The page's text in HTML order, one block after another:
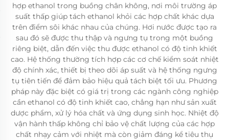
hợp ethanol trong buồng chân không, nơi môi trường áp
suất thấp giúp tách ethanol khỏi các hợp chất khác dựa
trên điểm sôi khác nhau của chúng. Hơi nước được tạo ra
sau đó sẽ được thu thập và ngưng tụ trong một buồng
riêng biệt, dẫn đến việc thu được ethanol có độ tinh khiết
cao. Hệ thống thường tích hợp các cơ chế kiểm soát nhiệt
độ chính xác, thiết bị theo dõi áp suất và hệ thống ngưng
tụ tiên tiến để đảm bảo hiệu quả tách biệt tối ưu. Phương
pháp này đặc biệt có giá trị trong các ngành công nghiệp
cần ethanol có độ tinh khiết cao, chẳng hạn như sản xuất
dược phẩm, xử lý hóa chất và ứng dụng sinh học. Nhiệt độ
vận hành thấp không chỉ bảo vệ chất lượng của các hợp
chất nhạy cảm với nhiệt mà còn giảm đáng kể tiêu thụ